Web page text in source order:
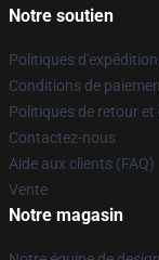
Notre soutien
Politiques
Conditions de
Politiques de retour
Contactez-nous
Aide aux clients (FAQ)
Vente
Notre magasin